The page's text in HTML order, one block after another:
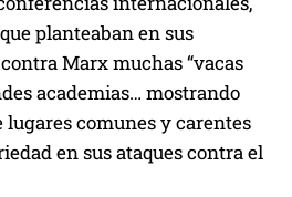
planteaban en sus
Marx muchas “vacas
academias… mostrando
lugares comunes y carentes
en sus ataques contra el